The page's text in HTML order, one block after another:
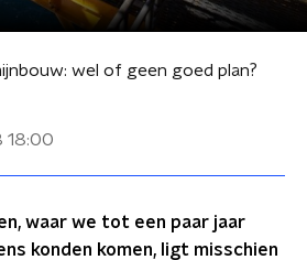
wel of geen goed plan?
18:00
waar we tot een paar jaar
konden komen, ligt misschien